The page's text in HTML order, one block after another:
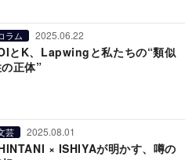
ラム 2025.06.22
とK、Lapwingと私たちの“類似
正体”
芸 2025.08.01
× ISHIYAが明かす、噂の